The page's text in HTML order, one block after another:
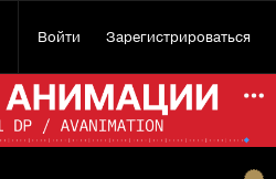
Войти Зарегистрироваться